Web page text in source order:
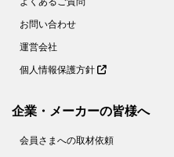
お問い合わせ
運営会社
個人情報保護方針
企業・メーカーの皆様へ
会員さまへの取材依頼